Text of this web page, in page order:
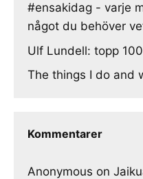
#ensakidag - varje
något du behöver
Ulf Lundell: topp
The things I do and
Kommentarer
Anonymous on